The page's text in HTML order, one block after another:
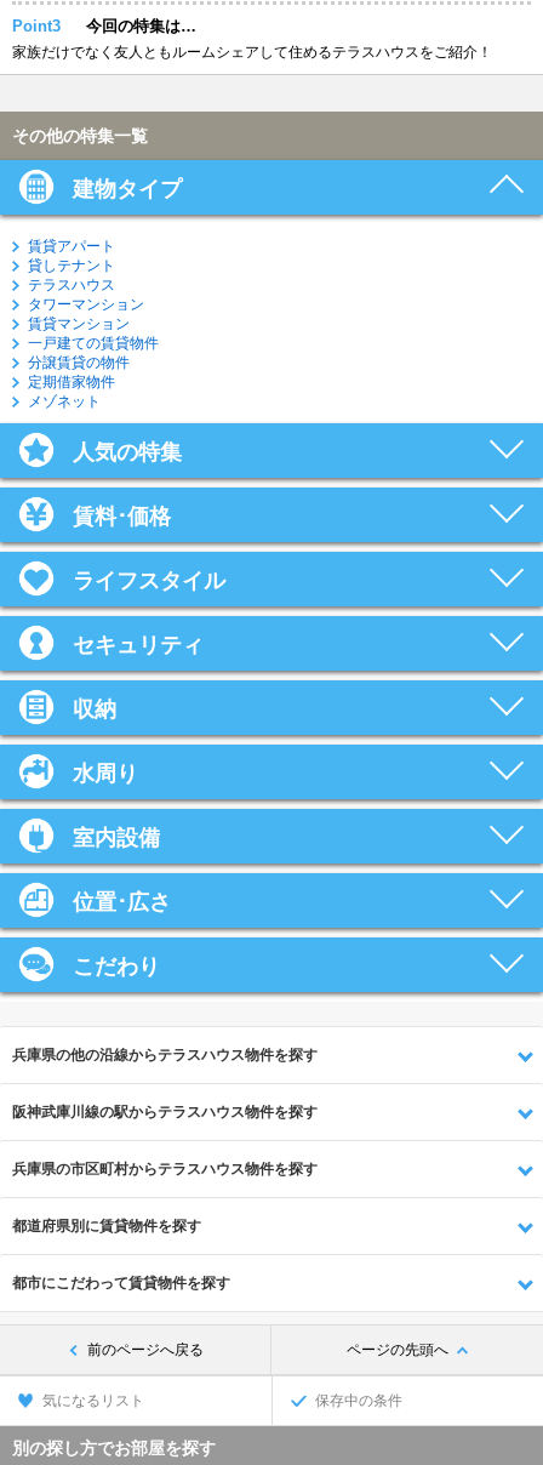
Point3 今回の特集は…
家族だけでなく友人ともルームシェアして住めるテラスハウスをご紹介！
その他の特集一覧
建物タイプ
賃貸アパート
貸しテナント
テラスハウス
タワーマンション
賃貸マンション
一戸建ての賃貸物件
分譲賃貸の物件
定期借家物件
メゾネット
人気の特集
賃料･価格
ライフスタイル
セキュリティ
収納
水周り
室内設備
位置･広さ
こだわり
兵庫県の他の沿線からテラスハウス物件を探す
阪神武庫川線の駅からテラスハウス物件を探す
兵庫県の市区町村からテラスハウス物件を探す
都道府県別に賃貸物件を探す
都市にこだわって賃貸物件を探す
前のページへ戻る ページの先頭へ
気になるリスト 保存中の条件
別の探し方でお部屋を探す